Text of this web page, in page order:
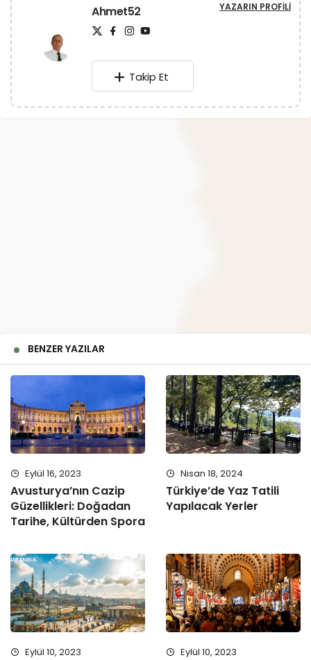
Ahmet52 YAZARIN PROFILI
Takip Et
BENZER YAZILAR
Eylül 16, 2023
Avusturya’nın Cazip
Güzellikleri: Doğadan
Tarihe, Kültürden Spora
Nisan 18, 2024
Türkiye’de Yaz Tatili
Yapılacak Yerler
Eylül 10, 2023 Eylül 10, 2023